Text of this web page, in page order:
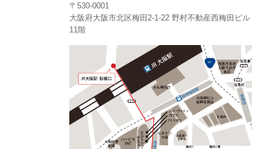
〒530-0001
大阪府大阪市北区梅田2-1-22 野村不動産西梅田ビル
11階